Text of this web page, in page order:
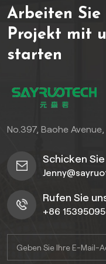
Schaffen Sie ein
anspruchsvolles
und sorgen Sie
für dauerhafte
Tauchen Sie ein in
einer
Kombination aus Stil
Arbeiten Sie
Projekt mit
starten
No.397, Baohe
Schicken
Rufen Sie
+86